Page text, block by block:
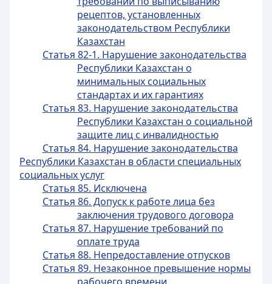
рецептов, установленных
законодательством Республики
Казахстан
Статья 82-1. Нарушение законодательства
Республики Казахстан о
минимальных социальных
стандартах и их гарантиях
Статья 83. Нарушение законодательства
Республики Казахстан о социальной
защите лиц с инвалидностью
Статья 84. Нарушение законодательства
Республики Казахстан в области специальных
социальных услуг
Статья 85. Исключена
Статья 86. Допуск к работе лица без
заключения трудового договора
Статья 87. Нарушение требований по
оплате труда
Статья 88. Непредоставление отпусков
Статья 89. Незаконное превышение нормы